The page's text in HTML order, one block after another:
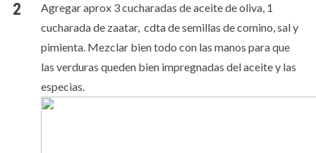
Agregar aprox 3 cucharadas de aceite de oliva, 1
cucharada de zaatar, cdta de semillas de comino, sal y
pimienta. Mezclar bien todo con las manos para que
las verduras queden bien impregnadas del aceite y las
especias.